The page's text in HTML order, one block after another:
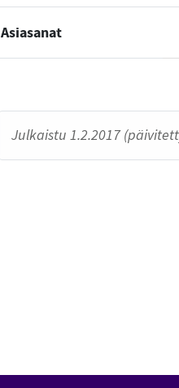
Asiasanat
Julkaistu 1.2.2017